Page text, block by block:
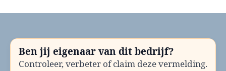
en
contactinformatie
Ben jij eigenaar van dit bedrijf?
Controleer, verbeter of claim deze vermelding.